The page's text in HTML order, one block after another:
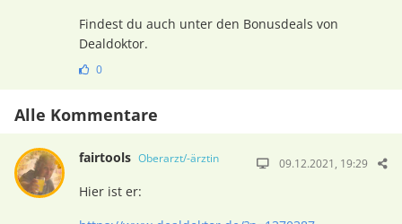
Findest du auch unter den Bonusdeals von
Dealdoktor.
0
Alle Kommentare
fairtools Oberarzt/-ärztin 09.12.2021, 19:29
Hier ist er: